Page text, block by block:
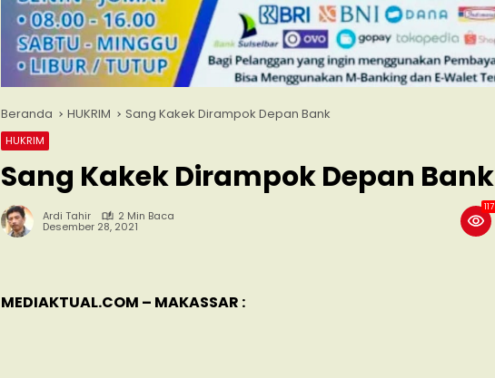
Beranda HUKRIM Sang Kakek Dirampok Depan Bank
HUKRIM
Sang Kakek Dirampok Depan Bank
Ardi Tahir 2 Min Baca
Desember 28, 2021
117
MEDIAKTUAL.COM – MAKASSAR :